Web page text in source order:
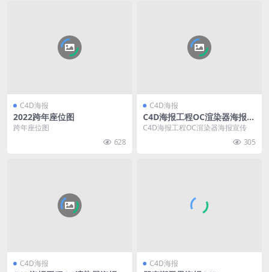
C4D海报
2022跨年座位图
跨年座位图
628
C4D海报
C4D海报工程OC渲染器海报宣
传
C4D海报工程OC渲染器海报宣传
305
C4D海报 C4D海报